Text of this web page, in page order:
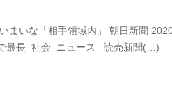
いな「相手領域内」 朝日新聞
最長 社会 ニュース 読売新聞(…)